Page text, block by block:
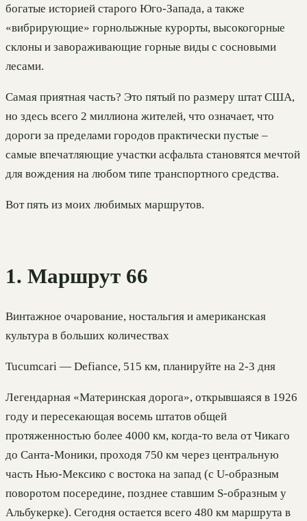
богатые историей старого Юго-Запада, а также
«вибрирующие» горнолыжные курорты, высокогорные
склоны и завораживающие горные виды с сосновыми
лесами.
Самая приятная часть? Это пятый по размеру штат США,
но здесь всего 2 миллиона жителей, что означает, что
дороги за пределами городов практически пустые –
самые впечатляющие участки асфальта становятся мечтой
для вождения на любом типе транспортного средства.
Вот пять из моих любимых маршрутов.
1. Маршрут 66
Винтажное очарование, ностальгия и американская
культура в больших количествах
Tucumcari — Defiance, 515 км, планируйте на 2-3 дня
Легендарная «Материнская дорога», открывшаяся в 1926
году и пересекающая восемь штатов общей
протяженностью более 4000 км, когда-то велa от Чикаго
до Санта-Моники, проходя 750 км через центральную
часть Нью-Мексико с востока на запад (с U-образным
поворотом посередине, позднее ставшим S-образным у
Альбукерке). Сегодня остается всего 480 км маршрута в